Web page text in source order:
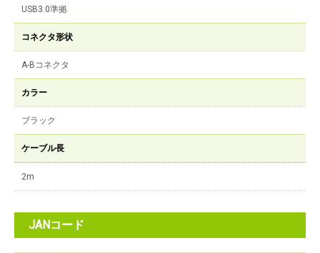
USB3.0準拠
コネクタ形状
A-Bコネクタ
カラー
ブラック
ケーブル長
2m
JANコード